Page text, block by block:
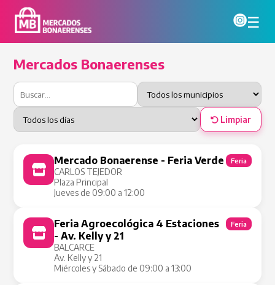
☰
Mercados Bonaerenses
Limpiar
Mercado Bonaerense - Feria Verde
CARLOS TEJEDOR
Plaza Principal
Jueves de 09:00 a 12:00
Feria
Feria Agroecológica 4 Estaciones
- Av. Kelly y 21
BALCARCE
Av. Kelly y 21
Miércoles y Sábado de 09:00 a 13:00
Feria